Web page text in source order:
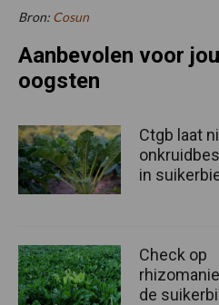
Bron: Cosun
Aanbevolen voor
oogsten
Ctgb laat
in
Check op
de